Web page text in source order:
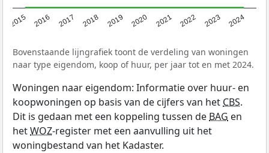
2015 2016 2017 2018 2019 2020 2021 2022 2023 2024
Bovenstaande lijngrafiek toont de verdeling van woningen
naar type eigendom, koop of huur, per jaar tot en met 2024.
Woningen naar eigendom: Informatie over huur- en
koopwoningen op basis van de cijfers van hetCBS.
Dit is gedaan met een koppeling tussen deBAG en
hetWOZ-register met een aanvulling uit het
woningbestand van het Kadaster.